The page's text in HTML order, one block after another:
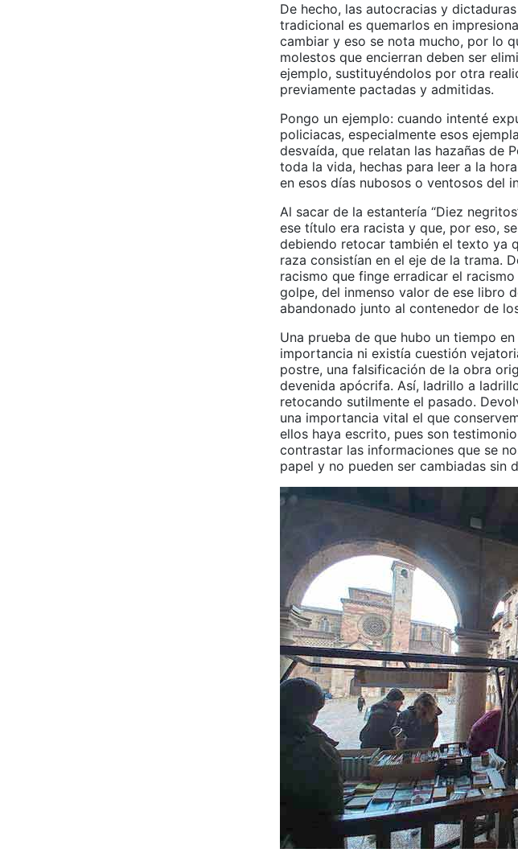
De hecho, las autocracias y
tradicional es quemarlos en
cambiar y eso se nota mucho, por lo
molestos que encierran deben ser
ejemplo, sustituyéndolos por otra
previamente pactadas y admitidas.
Pongo un ejemplo: cuando intenté
policiacas, especialmente esos
desvaída, que relatan las hazañas de
toda la vida, hechas para leer a la
en esos días nubosos o ventosos del
Al sacar de la estantería “Diez
ese título era racista y que, por eso,
debiendo retocar también el texto ya
raza consistían en el eje de la trama.
racismo que finge erradicar el
golpe, del inmenso valor de ese libro
abandonado junto al contenedor de
Una prueba de que hubo un tiempo
importancia ni existía cuestión
postre, una falsificación de la obra
devenida apócrifa. Así, ladrillo a
retocando sutilmente el pasado.
una importancia vital el que
ellos haya escrito, pues son
contrastar las informaciones que se
papel y no pueden ser cambiadas sin